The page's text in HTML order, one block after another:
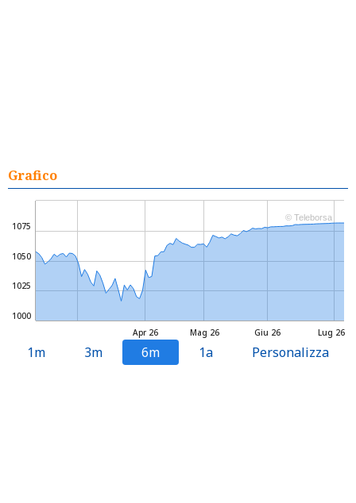
Grafico
Mag 26 Lug 26
Apr 26 Giu 26
1000
1025
1050
1075
© Teleborsa
1m 3m 6m 1a Personalizza